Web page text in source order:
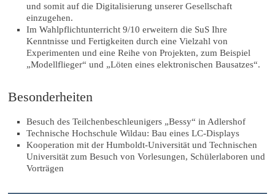
und somit auf die Digitalisierung unserer Gesellschaft
einzugehen.
Im Wahlpflichtunterricht 9/10 erweitern die SuS Ihre
Kenntnisse und Fertigkeiten durch eine Vielzahl von
Experimenten und eine Reihe von Projekten, zum Beispiel
„Modellflieger“ und „Löten eines elektronischen Bausatzes“.
Besonderheiten
Besuch des Teilchenbeschleunigers „Bessy“ in Adlershof
Technische Hochschule Wildau: Bau eines LC-Displays
Kooperation mit der Humboldt-Universität und Technischen
Universität zum Besuch von Vorlesungen, Schülerlaboren und
Vorträgen